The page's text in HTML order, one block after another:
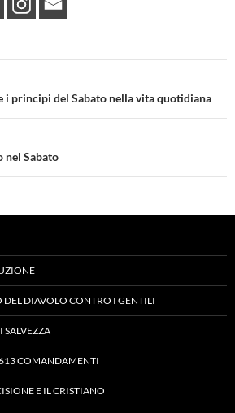
i principi del Sabato nella vita quotidiana
nel Sabato
DEL DIAVOLO CONTRO I GENTILI
SALVEZZA
COMANDAMENTI
E IL CRISTIANO